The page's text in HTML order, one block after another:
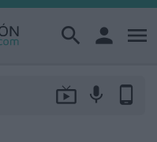
search person menu
live_tv mic phone_android